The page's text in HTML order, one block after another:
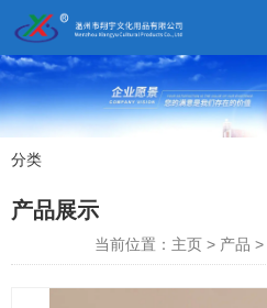
联系电话
分类
产品展示
当前位置：主页 > 产品 >